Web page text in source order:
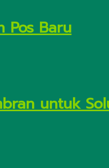
Pos Baru
untuk